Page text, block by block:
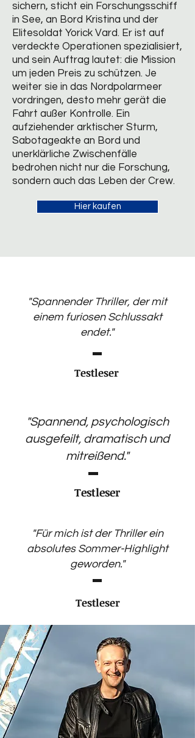
sichern, sticht ein Forschungsschiff
in See, an Bord Kristina und der
Elitesoldat Yorick Vard. Er ist auf
verdeckte Operationen spezialisiert,
und sein Auftrag lautet: die Mission
um jeden Preis zu schützen. Je
weiter sie in das Nordpolarmeer
vordringen, desto mehr gerät die
Fahrt außer Kontrolle. Ein
aufziehender arktischer Sturm,
Sabotageakte an Bord und
unerklärliche Zwischenfälle
bedrohen nicht nur die Forschung,
sondern auch das Leben der Crew.
Hier kaufen
"Spannender Thriller, der mit
einem furiosen Schlussakt
endet."
Testleser
"Spannend, psychologisch
ausgefeilt, dramatisch und
mitreißend."
Testleser
"Für mich ist der Thriller ein
absolutes Sommer-Highlight
geworden."
Testleser